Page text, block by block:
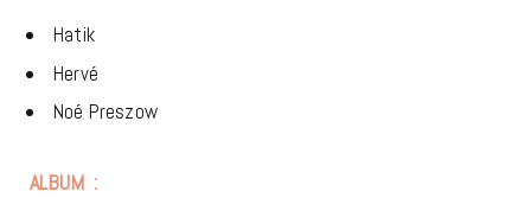
Hatik
Hervé
Noé Preszow
ALBUM :